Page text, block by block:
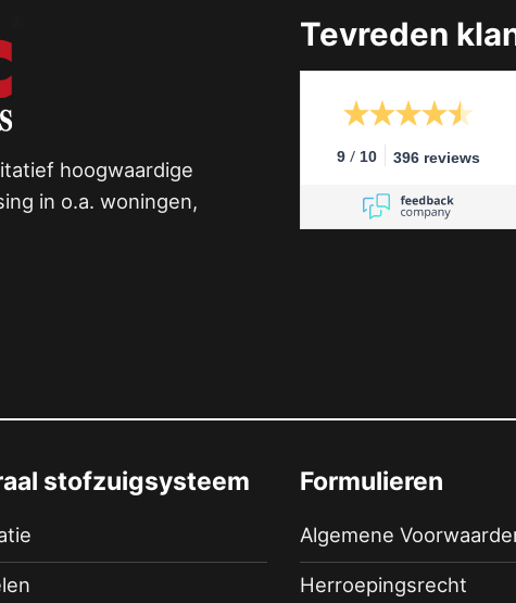
hoogwaardige
in o.a. woningen,
Tevreden
9 / 10 396 reviews
stofzuigsysteem Formulieren
Algemene
Herroepingsrecht